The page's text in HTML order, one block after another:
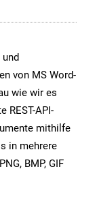
von MS Word-
wie wir es
REST-API-
mithilfe
in mehrere
BMP, GIF